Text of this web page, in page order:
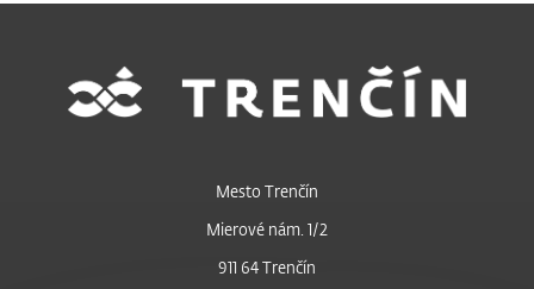
Mesto Trenčín
Mierové nám. 1/2
911 64 Trenčín